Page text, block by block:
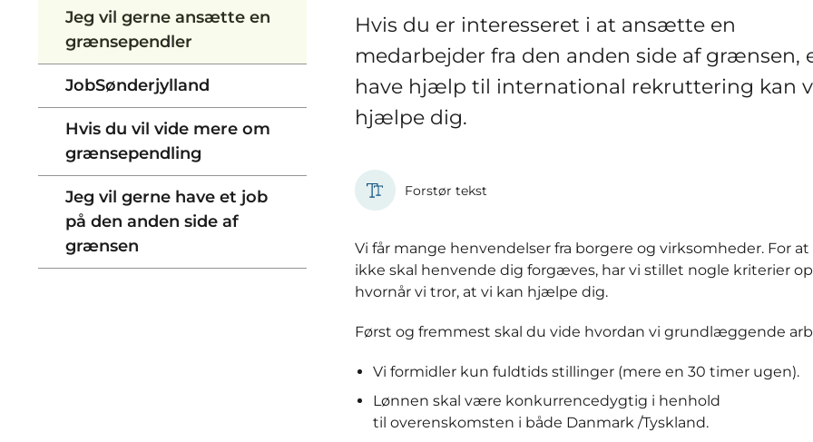
Jeg vil gerne ansætte en
grænsependler
JobSønderjylland
Hvis du vil vide mere om
grænsependling
Jeg vil gerne have et job
på den anden side af
grænsen
Hvis du er interesseret i at ansætte en
medarbejder fra den anden side af grænsen,
have hjælp til international rekruttering kan
hjælpe dig.
Forstør tekst
Vi får mange henvendelser fra borgere og virksomheder. For at
ikke skal henvende dig forgæves, har vi stillet nogle kriterier
hvornår vi tror, at vi kan hjælpe dig.
Først og fremmest skal du vide hvordan vi grundlæggende
Vi formidler kun fuldtids stillinger (mere en 30 timer ugen).
Lønnen skal være konkurrencedygtig i henhold
til overenskomsten i både Danmark /Tyskland.